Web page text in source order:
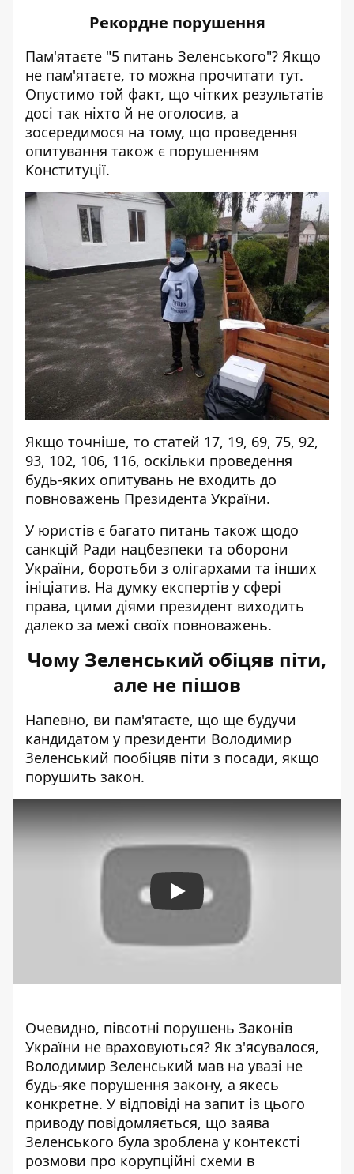
Рекордне порушення
Пам'ятаєте "5 питань Зеленського"? Якщо
не пам'ятаєте, то можна прочитати тут.
Опустимо той факт, що чітких результатів
досі так ніхто й не оголосив, а
зосередимося на тому, що проведення
опитування також є порушенням
Конституції.
Якщо точніше, то статей 17, 19, 69, 75, 92,
93, 102, 106, 116, оскільки проведення
будь-яких опитувань не входить до
повноважень Президента України.
У юристів є багато питань також щодо
санкцій Ради нацбезпеки та оборони
України, боротьби з олігархами та інших
ініціатив. На думку експертів у сфері
права, цими діями президент виходить
далеко за межі своїх повноважень.
Чому Зеленський обіцяв піти,
але не пішов
Напевно, ви пам'ятаєте, що ще будучи
кандидатом у президенти Володимир
Зеленський пообіцяв піти з посади, якщо
порушить закон.
Play
Очевидно, півсотні порушень Законів
України не враховуються? Як з'ясувалося,
Володимир Зеленський мав на увазі не
будь-яке порушення закону, а якесь
конкретне. У відповіді на запит із цього
приводу повідомляється, що заява
Зеленського була зроблена у контексті
розмови про корупційні схеми в